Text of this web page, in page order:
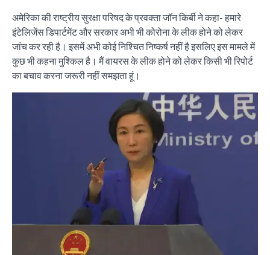
अमेरिका की राष्ट्रीय सुरक्षा परिषद के प्रवक्ता जॉन किर्बी ने कहा- हमारे
इंटेलिजेंस डिपार्टमेंट और सरकार अभी भी कोरोना के लीक होने को लेकर
जांच कर रही है। इसमें अभी कोई निश्चित निष्कर्ष नहीं है इसलिए इस मामले में
कुछ भी कहना मुश्किल है। मैं वायरस के लीक होने को लेकर किसी भी रिपोर्ट
का बचाव करना जरूरी नहीं समझता हूं।